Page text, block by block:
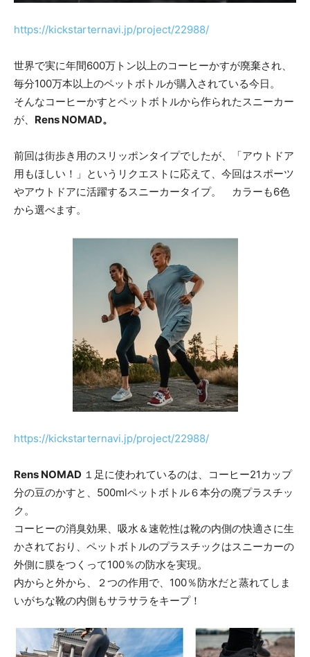
https://kickstarternavi.jp/project/22988/
世界で実に年間600万トン以上のコーヒーかすが廃棄され、
毎分100万本以上のペットボトルが購入されている今日。
そんなコーヒーかすとペットボトルから作られたスニーカー
が、 Rens NOMAD。
前回は街歩き用のスリッポンタイプでしたが、「アウトドア
用もほしい！」というリクエストに応えて、今回はスポーツ
やアウトドアに活躍するスニーカータイプ。 カラーも6色
から選べます。
https://kickstarternavi.jp/project/22988/
Rens NOMAD １足に使われているのは、コーヒー21カップ
分の豆のかすと、500mlペットボトル６本分の廃プラスチッ
ク。
コーヒーの消臭効果、吸水＆速乾性は靴の内側の快適さに生
かされており、ペットボトルのプラスチックはスニーカーの
外側に膜をつくって100％の防水を実現。
内からと外から、２つの作用で、100％防水だと蒸れてしま
いがちな靴の内側もサラサラをキープ！